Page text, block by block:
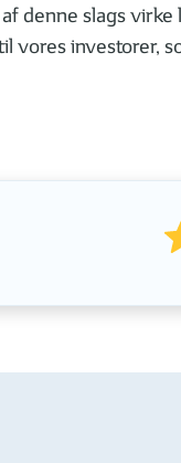
slags virke
vores investorer,